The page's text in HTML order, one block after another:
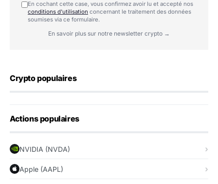
En cochant cette case, vous confirmez avoir lu et accepté nos
conditions d'utilisation concernant le traitement des données
soumises via ce formulaire.
En savoir plus sur notre newsletter crypto →
Crypto populaires
Actions populaires
NVIDIA (NVDA)
Apple (AAPL)